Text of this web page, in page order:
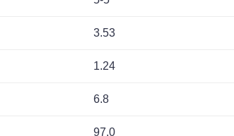
3.53
1.24
6.8
97,0